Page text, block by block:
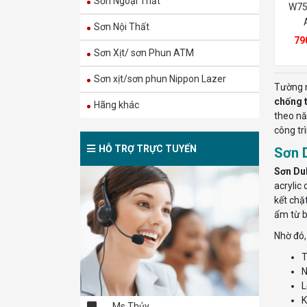
Tường
chống
theo
công
Sơn
Sơn
acrylic
kết
ẩm từ
Nhờ
Sơn Nội Thất
Sơn Xịt/ sơn Phun ATM
Sơn xịt/sơn phun Nippon Lazer
Hãng khác
HỖ TRỢ TRỰC TUYẾN
1.429.000 ₫
Sơn Nội Thất Dulux
mặt Mờ – 5L
485.000 ₫
M60B – MAXILITE
TỪ DULUX MÀU
BỀN ĐẸP NGOÀI
TRỜI – BỀ MẶT
BÓNG MỜ – 15L
1.330.000
2.220.000
M60 – MAXILITE
TỪ DULUX MÀU
BỀN ĐẸP NGOÀI
TRỜI – BỀ MẶT MỜ
– 15L
1.270.000 ₫
2.114.000
₫